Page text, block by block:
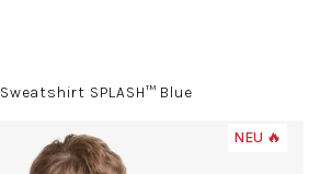
Sweatshirt SPLASH™ Blue
NEU 🔥